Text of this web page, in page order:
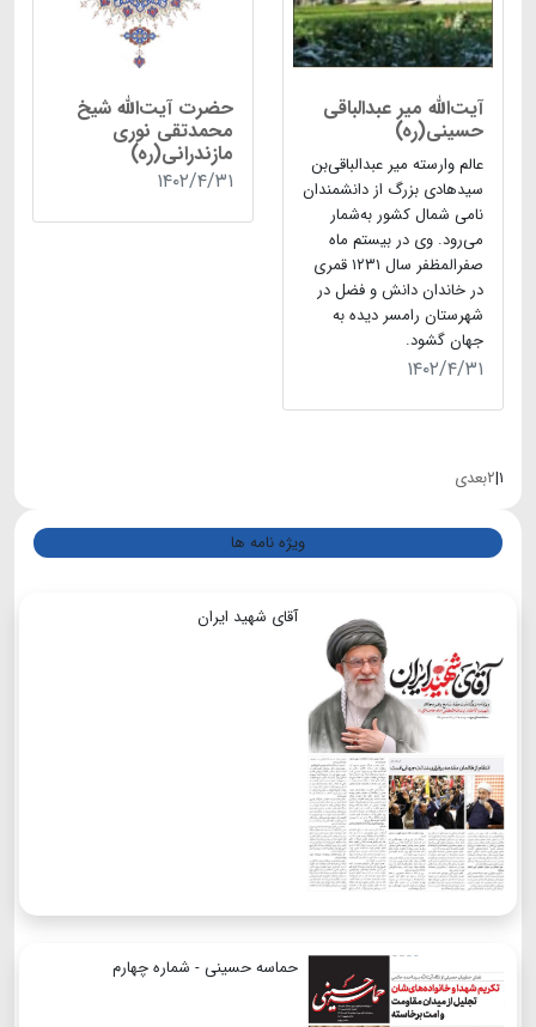
آیت‌الله میر عبد‌الباقی
حسینی(ره)
عالم وارسته میر عبدالباقی‌بن
سیدهادی بزرگ از دانشمندان
نامی شمال کشور به‌شمار
می‌رود. وی در بیستم ماه
صفر‌المظفر سال ۱۲۳۱ قمری
در خاندان دانش و فضل در
شهرستان رامسر دیده به
جهان گشود.
۱۴۰۲/۴/۳۱
حضرت آیت‌الله شیخ
محمدتقی نوری
مازندرانی(ره)
۱۴۰۲/۴/۳۱
۱|۲بعدی
ویژه نامه ها
آقای شهید ایران
حماسه حسینی - شماره چهارم